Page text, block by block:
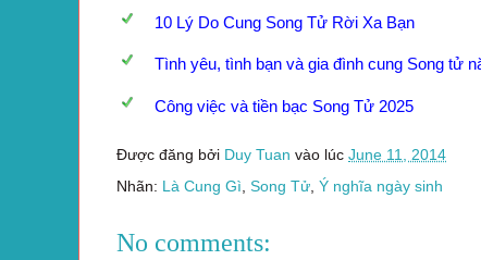
10 Lý Do Cung Song Tử Rời Xa Bạn
Tình yêu, tình bạn và gia đình cung Song tử
Công việc và tiền bạc Song Tử 2025
Được đăng bởi Duy Tuan vào lúc June 11, 2014
Nhãn: Là Cung Gì, Song Tử, Ý nghĩa ngày sinh
No comments: